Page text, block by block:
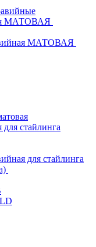
МАТОВАЯ
МАТОВАЯ
стайлинга
для стайлинга